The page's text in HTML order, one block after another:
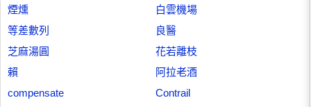
煙燻
白雲機場
等差數列
良醫
芝麻湯圓
花若離枝
賴
阿拉老酒
compensate
Contrail